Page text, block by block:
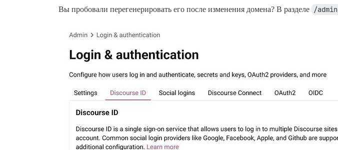
Вы пробовали перегенерировать его после изменения домена? В разделе /